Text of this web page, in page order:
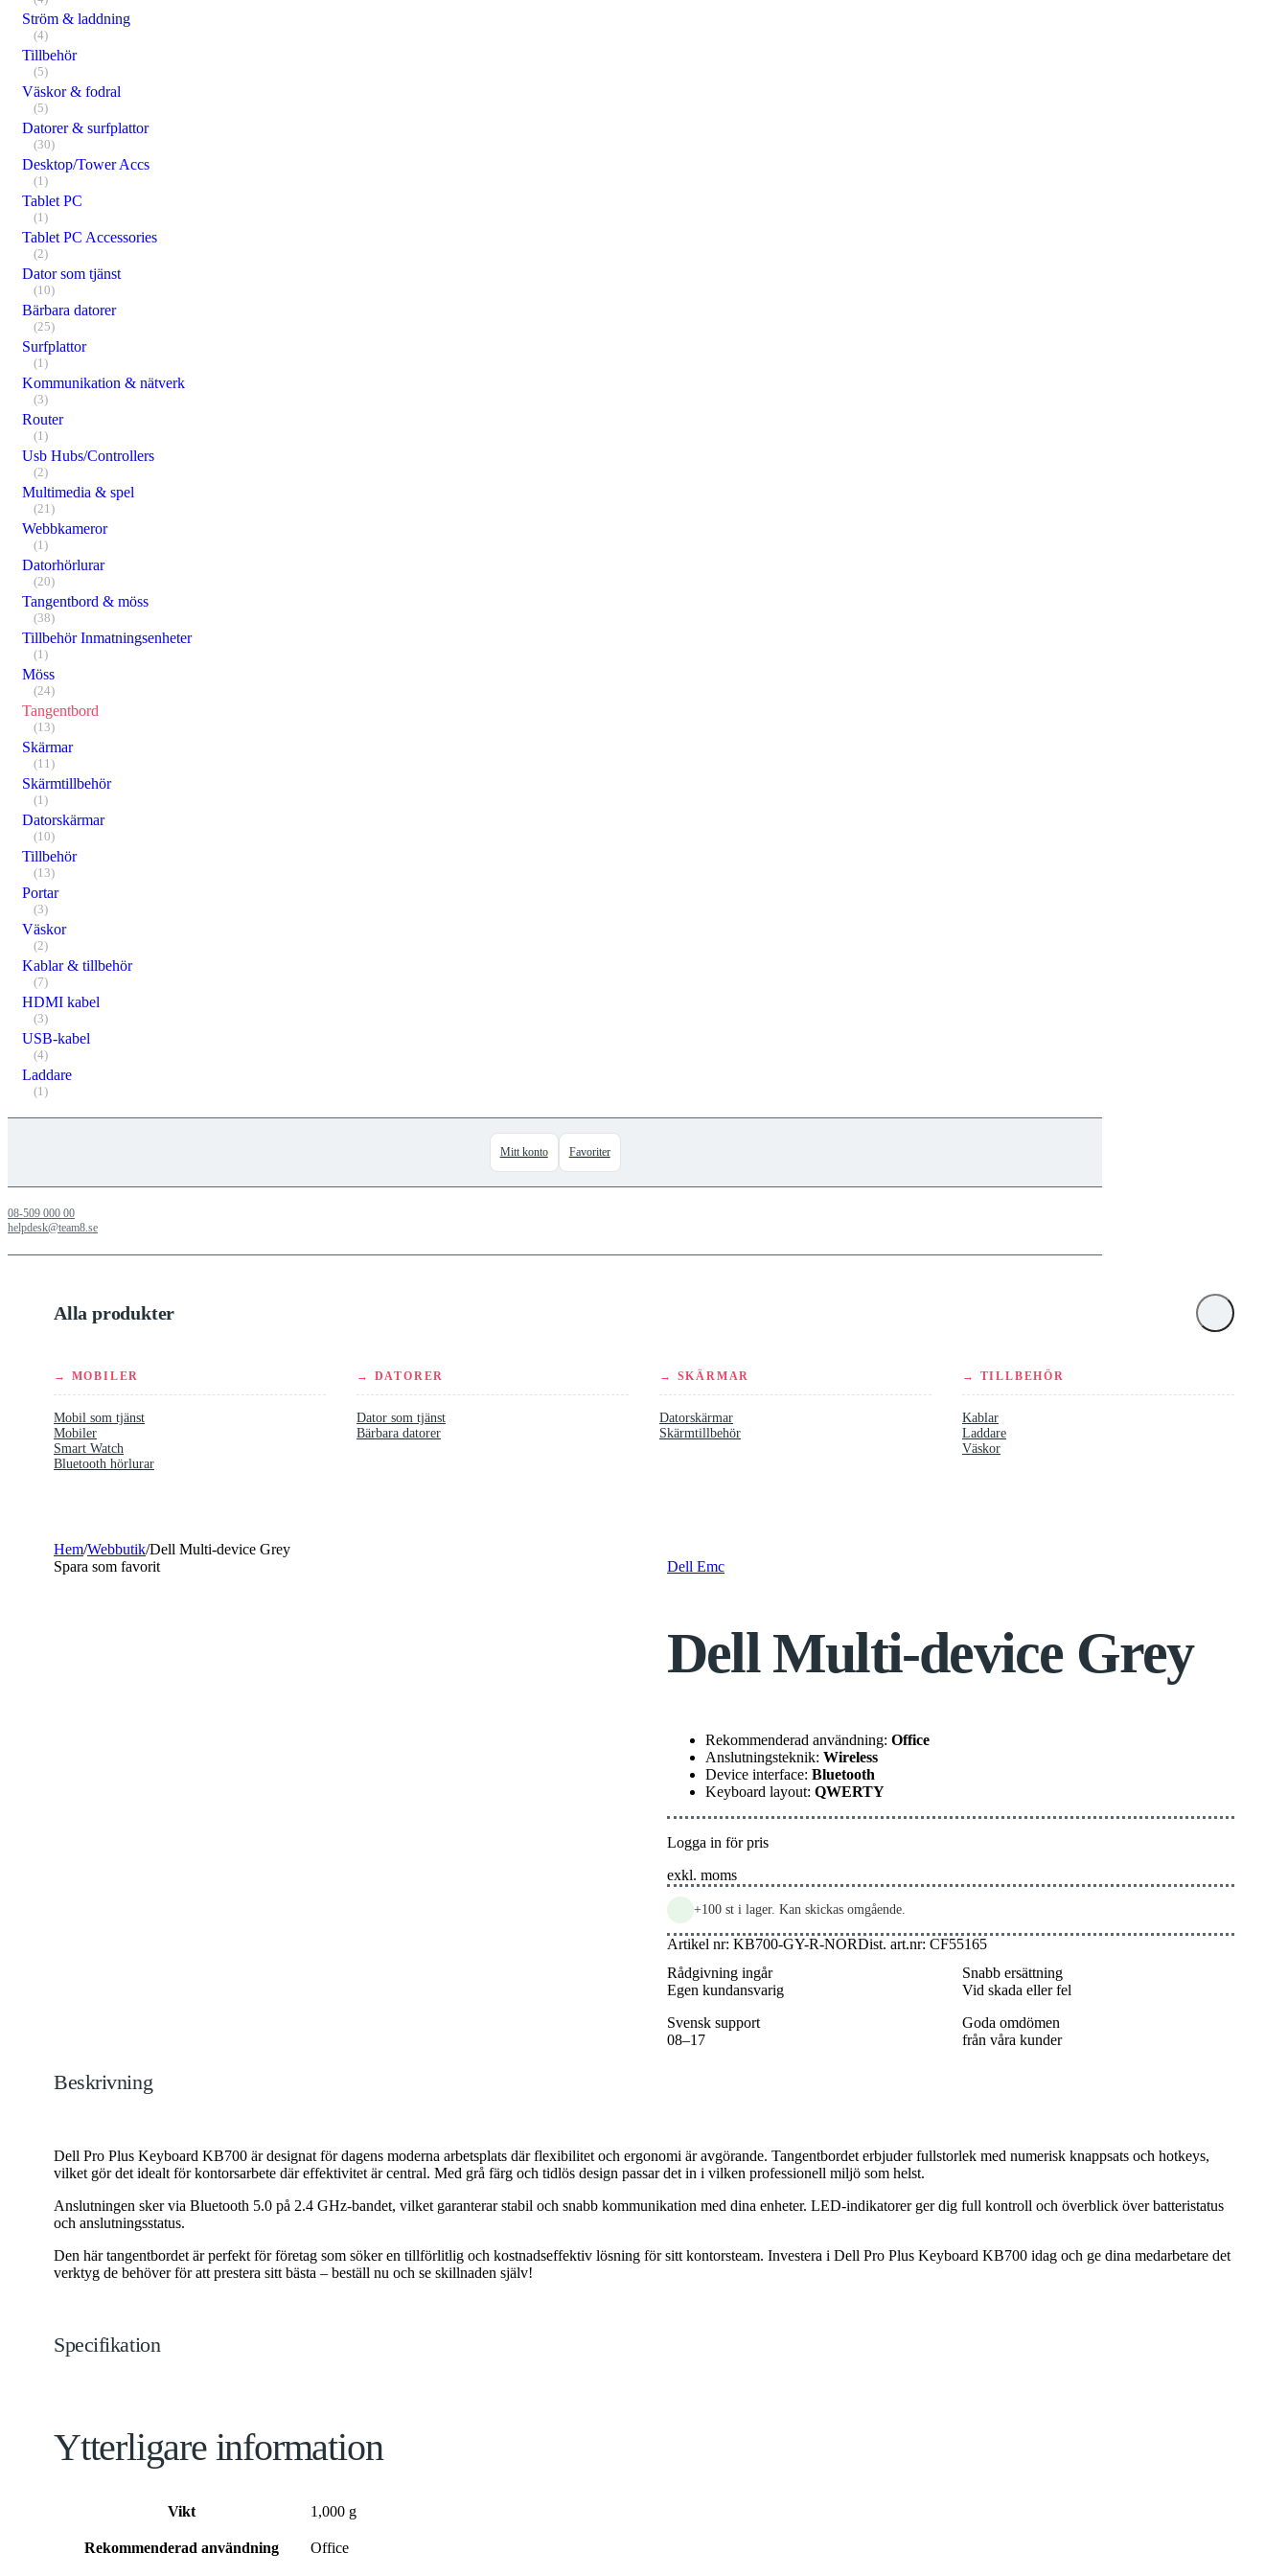
Ström & laddning
(4)
Tillbehör
(5)
Väskor & fodral
(5)
Datorer & surfplattor
(30)
Desktop/Tower Accs
(1)
Tablet PC
(1)
Tablet PC Accessories
(2)
Dator som tjänst
(10)
Bärbara datorer
(25)
Surfplattor
(1)
Kommunikation & nätverk
(3)
Router
(1)
Usb Hubs/Controllers
(2)
Multimedia & spel
(21)
Webbkameror
(1)
Datorhörlurar
(20)
Tangentbord & möss
(38)
Tillbehör Inmatningsenheter
(1)
Möss
(24)
Tangentbord
(13)
Skärmar
(11)
Skärmtillbehör
(1)
Datorskärmar
(10)
Tillbehör
(13)
Portar
(3)
Väskor
(2)
Kablar & tillbehör
(7)
HDMI kabel
(3)
USB-kabel
(4)
Laddare
(1)
Mitt konto Favoriter
08-509 000 00
helpdesk@team8.se
Alla produkter
→ MOBILER
Mobil som tjänst
Mobiler
Smart Watch
Bluetooth hörlurar
→ DATORER
Dator som tjänst
Bärbara datorer
→ SKÄRMAR
Datorskärmar
Skärmtillbehör
→ TILLBEHÖR
Kablar
Laddare
Väskor
Hem/Webbutik/Dell Multi-device Grey
Spara som favorit
Dell Emc
Dell Multi-device Grey
Rekommenderad användning: Office
Anslutningsteknik: Wireless
Device interface: Bluetooth
Keyboard layout: QWERTY
Logga in för pris
exkl. moms
+100 st i lager. Kan skickas omgående.
Artikel nr: KB700-GY-R-NORDist. art.nr: CF55165
Rådgivning ingår
Egen kundansvarig
Snabb ersättning
Vid skada eller fel
Svensk support
08–17
Goda omdömen
från våra kunder
Beskrivning
Dell Pro Plus Keyboard KB700 är designat för dagens moderna arbetsplats där flexibilitet och ergonomi är avgörande. Tangentbordet erbjuder fullstorlek med numerisk knappsats och hotkeys,
vilket gör det idealt för kontorsarbete där effektivitet är central. Med grå färg och tidlös design passar det in i vilken professionell miljö som helst.
Anslutningen sker via Bluetooth 5.0 på 2.4 GHz-bandet, vilket garanterar stabil och snabb kommunikation med dina enheter. LED-indikatorer ger dig full kontroll och överblick över batteristatus
och anslutningsstatus.
Den här tangentbordet är perfekt för företag som söker en tillförlitlig och kostnadseffektiv lösning för sitt kontorsteam. Investera i Dell Pro Plus Keyboard KB700 idag och ge dina medarbetare det
verktyg de behöver för att prestera sitt bästa – beställ nu och se skillnaden själv!
Specifikation
Ytterligare information
Vikt 1,000 g
Rekommenderad användning Office